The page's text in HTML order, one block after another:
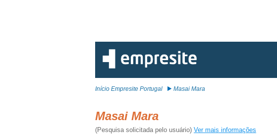
Início Empresite Portugal Masai Mara
Masai Mara
(Pesquisa solicitada pelo usuário) Ver mais informações